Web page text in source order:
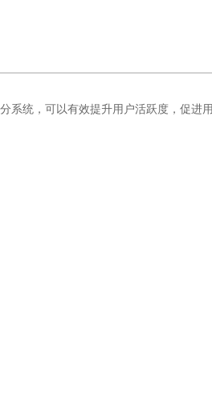
系统，可以有效提升用户活跃度，促进